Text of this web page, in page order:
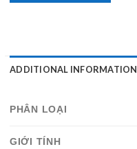
ADDITIONAL INFORMATION
PHÂN LOẠI
GIỚI TÍNH